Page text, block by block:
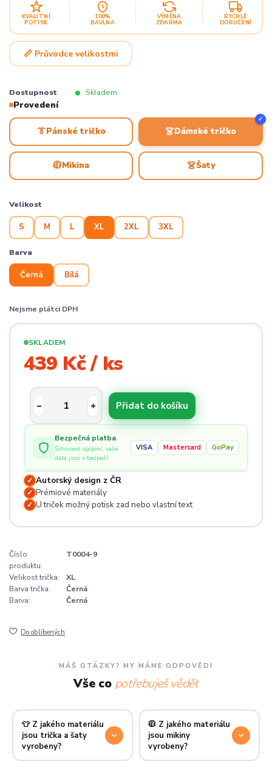
KVALITNÍ
POTISK
100%
BAVLNA
VÝMĚNA
ZDARMA
RYCHLÉ
DORUČENÍ
📏 Průvodce velikostmi
Dostupnost Skladem
Provedení
👔Pánské tričko 👗Dámské tričko
✓
🧥Mikina 👗Šaty
Velikost
S M L XL 2XL 3XL
Barva
Černá Bílá
Nejsme plátci DPH
SKLADEM
439 Kč / ks
Přidat do košíku
Bezpečná platba
Šifrované spojení, vaše
data jsou v bezpečí
VISA Mastercard GoPay
✓ Autorský design z ČR
✓ Prémiové materiály
✓ U triček možný potisk zad nebo vlastní text
Číslo
produktu:
T0004-9
Velikost trička:
XL
Barva trička:
Černá
Barva:
Černá
Do oblíbených
MÁŠ OTÁZKY? MY MÁME ODPOVĚDI
Vše co potřebuješ vědět
👕 Z jakého materiálu
jsou trička a šaty
vyrobeny?
🧥 Z jakého materiálu
jsou mikiny
vyrobeny?